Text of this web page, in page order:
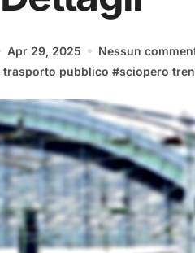
Apr 29, 2025
Nessun
trasporto pubblico #sciopero